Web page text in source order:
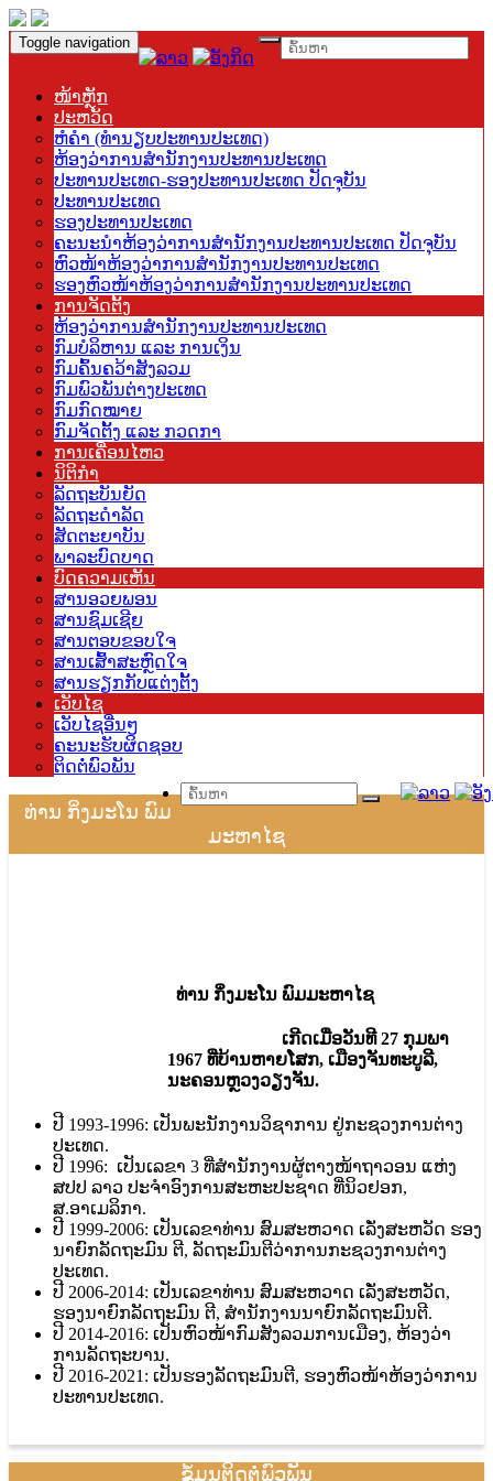
Toggle navigation
ໜ້າຫຼັກ
ປະຫວັດ
ຫໍຄຳ (ທຳນຽບປະທານປະເທດ)
ຫ້ອງວ່າການສຳນັກງານປະທານປະເທດ
ປະທານປະເທດ-ຮອງປະທານປະເທດ ປັດຈຸບັນ
ປະທານປະເທດ
ຮອງປະທານປະເທດ
ຄະນະນຳຫ້ອງວ່າການສຳນັກງານປະທານປະເທດ ປັດຈຸບັນ
ຫົວໜ້າຫ້ອງວ່າການສຳນັກງານປະທານປະເທດ
ຮອງຫົວໜ້າຫ້ອງວ່າການສຳນັກງານປະທານປະເທດ
ການຈັດຕັ້ງ
ຫ້ອງວ່າການສຳນັກງານປະທານປະເທດ
ກົມບໍລິຫານ ແລະ ການເງິນ
ກົມຄົ້ນຄວ້າສັງລວມ
ກົມພົວພັນຕ່າງປະເທດ
ກົມກົດໝາຍ
ກົມຈັດຕັ້ງ ແລະ ກວດກາ
ການເຄື່ອນໄຫວ
ນິຕິກຳ
ລັດຖະບັນຍັດ
ລັດຖະດຳລັດ
ສັດຕະຍາບັນ
ພາລະບົດບາດ
ບົດຄວາມເຫັນ
ສານອວຍພອນ
ສານຊົມເຊີຍ
ສານຕອບຂອບໃຈ
ສານເສົ້າສະຫຼົດໃຈ
ສານຮຽກກັບແຕ່ງຕັ້ງ
ເວັບໄຊ
ເວັບໄຊອື່ນໆ
ຄະນະຮັບຜິດຊອບ
ຕິດຕໍ່ພົວພັນ
ທ່ານ ກິ່ງມະໂນ ພົມ
ມະຫາໄຊ
ທ່ານ ກິ່ງມະໂນ ພົມມະຫາໄຊ
ເກີດເມື່ອວັນທີ 27 ກຸມພາ
1967 ທີ່ບ້ານຫາຍໂສກ, ເມືອງຈັນທະບູລີ,
ນະຄອນຫຼວງວຽງຈັນ.
ປີ 1993-1996: ເປັນພະນັກງານວິຊາການ ຢູ່ກະຊວງການຕ່າງ
ປະເທດ.
ປີ 1996: ເປັນເລຂາ 3 ທີ່ສຳນັກງານຜູ້ຕາງໜ້າຖາວອນ ແຫ່ງ
ສປປ ລາວ ປະຈໍາອົງການສະຫະປະຊາດ ທີ່ນິວຢອກ,
ສ.ອາເມລິກາ.
ປີ 1999-2006: ເປັນເລຂາທ່ານ ສົມສະຫວາດ ເລັ່ງສະຫວັດ ຮອງ
ນາຍົກລັດຖະມົນ ຕີ, ລັດຖະມົນຕີວ່າການກະຊວງການຕ່າງ
ປະເທດ.
ປີ 2006-2014: ເປັນເລຂາທ່ານ ສົມສະຫວາດ ເລັ່ງສະຫວັດ,
ຮອງນາຍົກລັດຖະມົນ ຕີ, ສຳນັກງານນາຍົກລັດຖະມົນຕີ.
ປີ 2014-2016: ເປັນຫົວໜ້າກົມສັງລວມການເມືອງ, ຫ້ອງວ່າ
ການລັດຖະບານ.
ປີ 2016-2021: ເປັນຮອງລັດຖະມົນຕີ, ຮອງຫົວໜ້າຫ້ອງວ່າການ
ປະທານປະເທດ.
ຂໍ້ມູນຕິດຕໍ່ພົວພັນ